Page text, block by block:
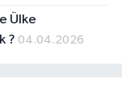
Ülke
? 04.04.2026